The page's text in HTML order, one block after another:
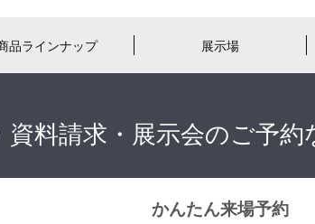
品ラインナップ 展示場
料請求・展示会のご予約
かんたん来場予約